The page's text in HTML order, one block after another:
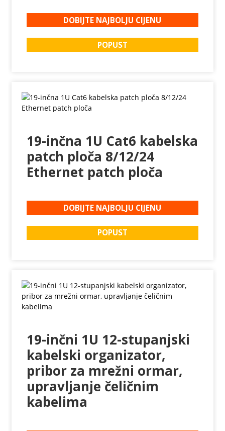
DOBIJTE NAJBOLJU CIJENU
POPUST
19-inčna 1U Cat6 kabelska
patch ploča 8/12/24
Ethernet patch ploča
DOBIJTE NAJBOLJU CIJENU
POPUST
19-inčni 1U 12-stupanjski
kabelski organizator,
pribor za mrežni ormar,
upravljanje čeličnim
kabelima